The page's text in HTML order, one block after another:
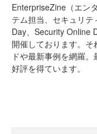
EnterpriseZine（エン
テム担当、セキュリ
Day、Security Online
開催しております。
ドや最新事例を網羅
好評を得ています。